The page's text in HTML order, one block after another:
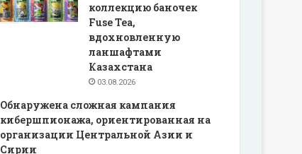
коллекцию баночек
Fuse Tea,
вдохновленную
ланшафтами
Казахстана
03.08.2026
Обнаружена сложная кампания
кибершпионажа, ориентированная на
организации Центральной Азии и
Сирии